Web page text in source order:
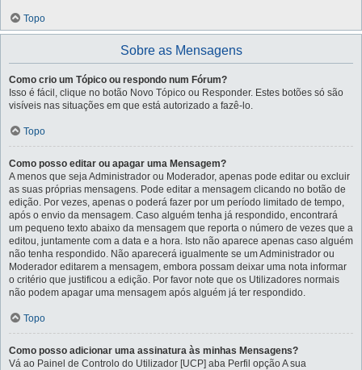
Topo
Sobre as Mensagens
Como crio um Tópico ou respondo num Fórum?
Isso é fácil, clique no botão Novo Tópico ou Responder. Estes botões só são
visíveis nas situações em que está autorizado a fazê-lo.
Topo
Como posso editar ou apagar uma Mensagem?
A menos que seja Administrador ou Moderador, apenas pode editar ou excluir
as suas próprias mensagens. Pode editar a mensagem clicando no botão de
edição. Por vezes, apenas o poderá fazer por um período limitado de tempo,
após o envio da mensagem. Caso alguém tenha já respondido, encontrará
um pequeno texto abaixo da mensagem que reporta o número de vezes que a
editou, juntamente com a data e a hora. Isto não aparece apenas caso alguém
não tenha respondido. Não aparecerá igualmente se um Administrador ou
Moderador editarem a mensagem, embora possam deixar uma nota informar
o critério que justificou a edição. Por favor note que os Utilizadores normais
não podem apagar uma mensagem após alguém já ter respondido.
Topo
Como posso adicionar uma assinatura às minhas Mensagens?
Vá ao Painel de Controlo do Utilizador [UCP] aba Perfil opção A sua